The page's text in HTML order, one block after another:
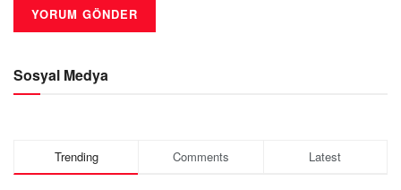
Sosyal Medya
Trending Comments Latest